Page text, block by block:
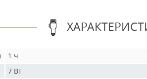
1 ч
7 Вт